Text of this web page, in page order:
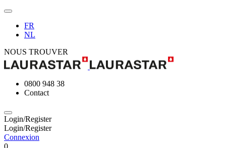
FR
NL
NOUS TROUVER
0800 948 38
Contact
Login/Register
Login/Register
Connexion
0